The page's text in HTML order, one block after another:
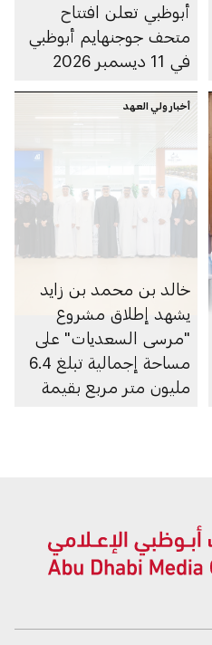
أبوظبي تعلن افتتاح
متحف جوجنهايم أبوظبي
في 11 ديسمبر 2026
أخبار ولي العهد
خالد بن محمد بن زايد
يشهد إطلاق مشروع
"مرسى السعديات" على
مساحة إجمالية تبلغ 6.4
مليون متر مربع بقيمة